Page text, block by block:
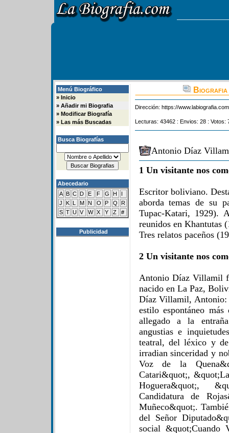
Menú Biográfico
» Inicio
» Añadir mi Biografia
» Modificar Biografía
» Las más Buscadas
Busca Biografías
Abecedario
A B C D E F G H
I
J
K L M N O P Q
R
S T U V W X Y Z #
Publicidad
Dirección: https://
Lecturas: 43462 : Envios: 28 : Votos:
Antonio Díaz
1 Un visitante nos
Escritor boliviano.
aborda temas de su
Tupac-Katari, 1929).
reunidos en Khantutas
Tres relatos paceños
2 Un visitante nos
Antonio Díaz Villamil
nacido en La Paz,
Díaz Villamil, Antonio:
estilo espontáneo
allegado a la
angustias e
teatral, del léxico y de
irradian sinceridad y
Voz de la
Catari&quot;,
Hoguera&quot;,
Candidatura de
Muñeco&quot;.
del Señor
social